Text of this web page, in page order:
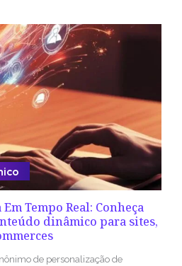
Tempo Real: Conheça
dinâmico para sites,
de personalização de